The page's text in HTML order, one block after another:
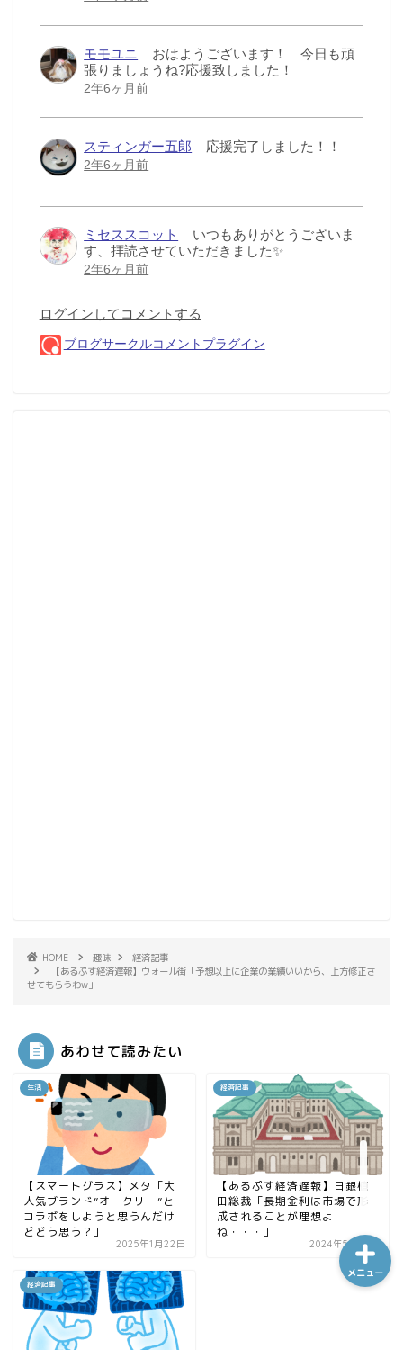
HOME 趣味
経済記事
【あるぷす経済遅報】ウォール街「予想以上に企業の業績いいから、上方修正さ
せてもらうわw」
あわせて読みたい
生活
【スマートグラス】メタ「大
人気ブランド”オークリー”と
コラボをしようと思うんだけ
どどう思う？」
2025年1月22日
経済記事
【あるぷす経済遅報】日銀植
田総裁「長期金利は市場で形
成されることが理想よ
ね・・・」
2024年5月27日
経済記事
メニュー
シーケンス制御
趣味
金融